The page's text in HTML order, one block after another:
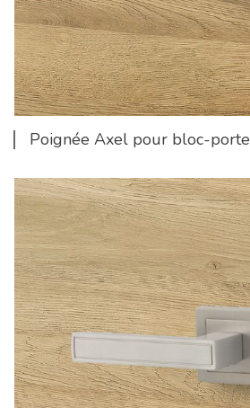
Poignée Axel pour bloc-porte